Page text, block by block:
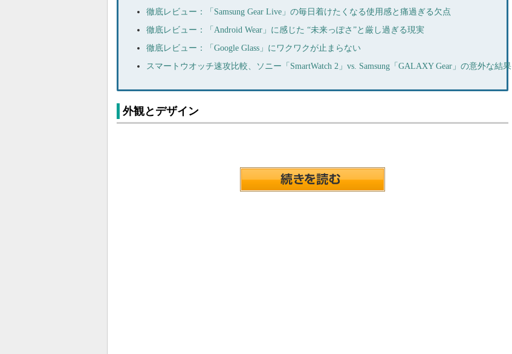
徹底レビュー：「Samsung Gear Live」の毎日着けたくなる使用感と痛過ぎる欠点
徹底レビュー：「Android Wear」に感じた “未来っぽさ”と厳し過ぎる現実
徹底レビュー：「Google Glass」にワクワクが止まらない
スマートウオッチ速攻比較、ソニー「SmartWatch 2」vs. Samsung「GALAXY Gear」の意外な結果
外観とデザイン